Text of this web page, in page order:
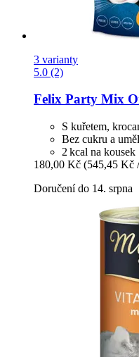
3 varianty
5.0 (2)
Felix Party Mix
S kuřetem,
Bez cukru a
2 kcal na kousek
180,00 Kč (545,45 Kč
Doručení do 14. srpna